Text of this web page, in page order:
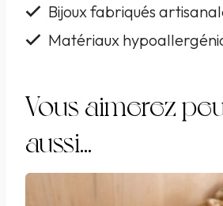
Apie
1
la
main
Bijoux fabriqués
Matériaux
Vous aimerez
aussi…